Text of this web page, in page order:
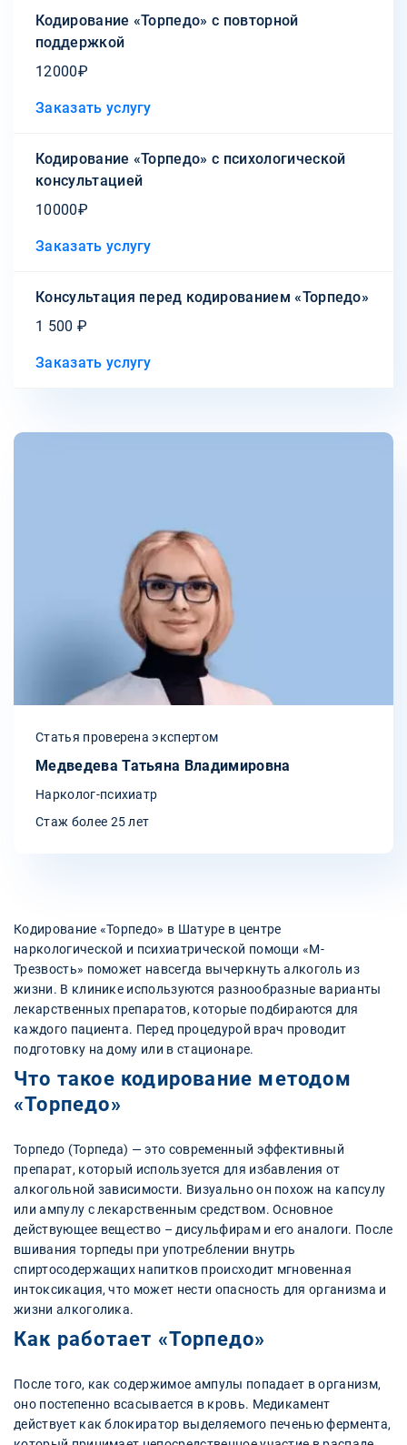
Кодирование «Торпедо» с повторной
поддержкой
12000₽
Заказать услугу
Кодирование «Торпедо» с психологической
консультацией
10000₽
Заказать услугу
Консультация перед кодированием «Торпедо»
1 500 ₽
Заказать услугу
Статья проверена экспертом
Медведева Татьяна Владимировна
Нарколог-психиатр
Стаж более 25 лет
Кодирование «Торпедо» в Шатуре в центре
наркологической и психиатрической помощи «М-
Трезвость» поможет навсегда вычеркнуть алкоголь из
жизни. В клинике используются разнообразные варианты
лекарственных препаратов, которые подбираются для
каждого пациента. Перед процедурой врач проводит
подготовку на дому или в стационаре.
Что такое кодирование методом
«Торпедо»
Торпедо (Торпеда) — это современный эффективный
препарат, который используется для избавления от
алкогольной зависимости. Визуально он похож на капсулу
или ампулу с лекарственным средством. Основное
действующее вещество – дисульфирам и его аналоги. После
вшивания торпеды при употреблении внутрь
спиртосодержащих напитков происходит мгновенная
интоксикация, что может нести опасность для организма и
жизни алкоголика.
Как работает «Торпедо»
После того, как содержимое ампулы попадает в организм,
оно постепенно всасывается в кровь. Медикамент
действует как блокиратор выделяемого печенью фермента,